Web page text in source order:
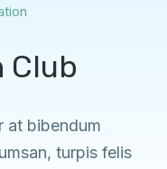
Club
at bibendum
turpis felis